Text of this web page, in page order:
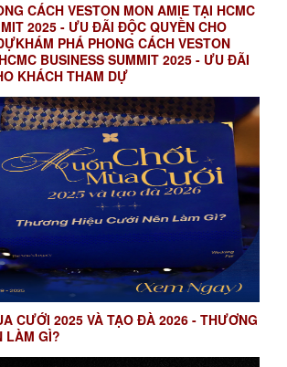
CÁCH VESTON MON AMIE TẠI HCMC
2025 - ƯU ĐÃI ĐỘC QUYỀN CHO
PHÁ PHONG CÁCH VESTON
BUSINESS SUMMIT 2025 - ƯU ĐÃI
KHÁCH THAM DỰ
CƯỚI 2025 VÀ TẠO ĐÀ 2026 - THƯƠNG
LÀM GÌ?